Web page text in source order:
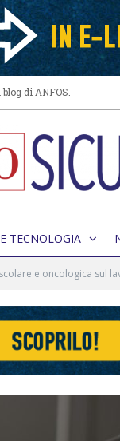
di ANFOS.
TECNOLOGIA
e oncologica sul